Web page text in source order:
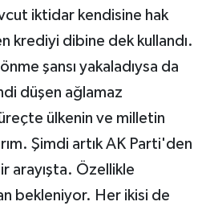
iktidar kendisine hak
krediyi dibine dek kullandı.
şansı yakaladıysa da
düşen ağlamaz
ülkenin ve milletin
Şimdi artık AK Parti'den
arayışta. Özellikle
bekleniyor. Her ikisi de